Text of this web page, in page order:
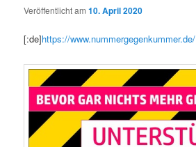
Veröffentlicht am10. April 2020
[:de]https://www.nummergegenkummer.de/